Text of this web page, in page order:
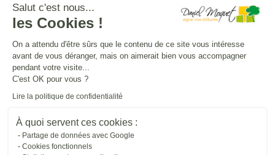
Salut c'est nous...
les Cookies !
On a attendu d'être sûrs que le contenu de ce site vous intéresse
avant de vous déranger, mais on aimerait bien vous accompagner
pendant votre visite...
C'est OK pour vous ?
Lire la politique de confidentialité
À quoi servent ces cookies :
Partage de données avec Google
Cookies fonctionnels
Mentions légales
Crédits Agence de communication
Droit à l'oubli